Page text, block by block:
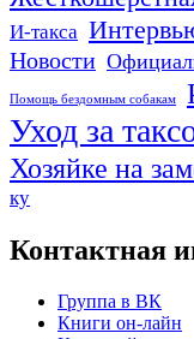
И-такса
Новости
Помощь бездомным собакам
Уход за
Хозяйке на
ку
Контактная
Группа в ВК
Книги он-лайн